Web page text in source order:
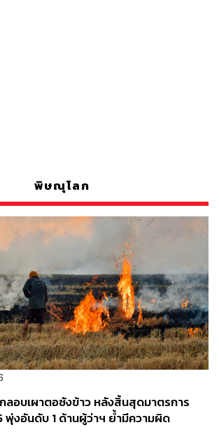
พิษณุโลก
อบเผาตอซังข้าว หลังสิ้นสุดมาตรการ
พุ่งอันดับ 1 ด้านผู้ว่าฯ ย้ำมีความผิด